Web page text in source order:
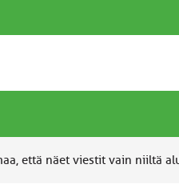
että näet viestit vain niiltä